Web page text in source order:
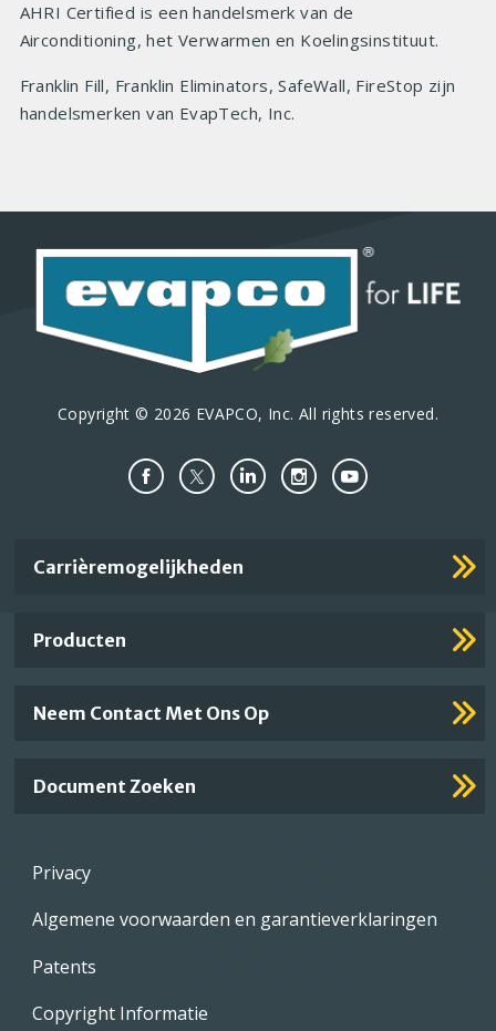
AHRI Certified is een handelsmerk van de
Airconditioning, het Verwarmen en Koelingsinstituut.
Franklin Fill, Franklin Eliminators, SafeWall, FireStop zijn
handelsmerken van EvapTech, Inc.
Copyright © 2026 EVAPCO, Inc. All rights reserved.
Important
Carrièremogelijkheden
Producten
Neem Contact Met Ons Op
Document Zoeken
Footer
Privacy
Algemene voorwaarden en garantieverklaringen
Patents
Copyright Informatie